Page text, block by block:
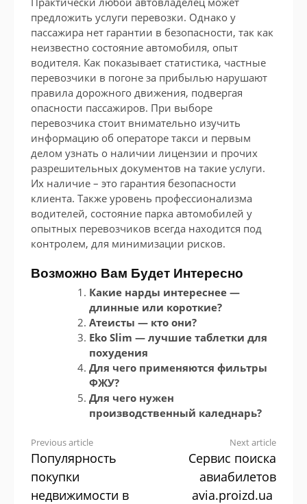
предложить услуги перевозки. Однако у
пассажира нет гарантии в безопасности, так как
неизвестно состояние автомобиля, опыт
водителя. Как показывает статистика, частные
перевозчики в погоне за прибылью нарушают
правила дорожного движения, подвергая
опасности пассажиров. При выборе
перевозчика стоит внимательно изучить
информацию об операторе такси и первым
делом узнать о наличии лицензии и прочих
разрешительных документов на такие услуги.
Их наличие – это гарантия безопасности
клиента. Также уровень профессионализма
водителей, состояние парка автомобилей у
опытных перевозчиков всегда находится под
контролем, для минимизации рисков.
Возможно Вам Будет Интересно
Какие нарды интереснее —
длинные или короткие?
Атеисты — кто они?
Eko Slim — лучшие таблетки для
похудения
Для чего применяются фильтры
ФЖУ?
Для чего нужен
производственный каледнарь?
Continue
Reading
Previous article
Популярность
покупки
недвижимости в
Next article
Сервис поиска
авиабилетов
avia.proizd.ua